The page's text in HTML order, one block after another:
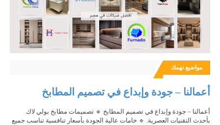
مواضيع تهمك
أعمالنا – جودة وإبداع في تصميم المطابخ
أعمالنا – جودة وإبداع في تصميم المطابخ 🔹 تصميمات مطابخ بولي لاك
بأحدث التقنيات العصرية. 🔹 خامات عالية الجودة بأسعار تنافسية تناسب جميع